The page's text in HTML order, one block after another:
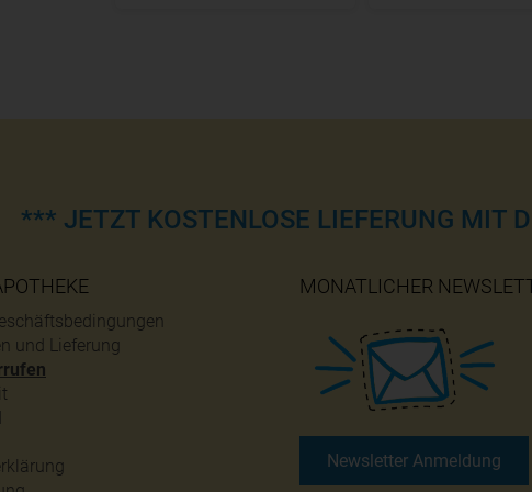
*** JETZT KOSTENLOSE LIEFERUNG MIT
und Lieferung
MONATLICHER
Newsletter Anmeldung